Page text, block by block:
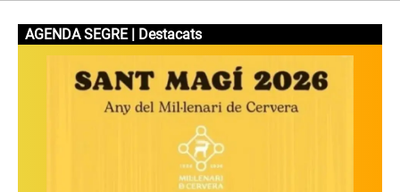
AGENDA SEGRE | Destacats